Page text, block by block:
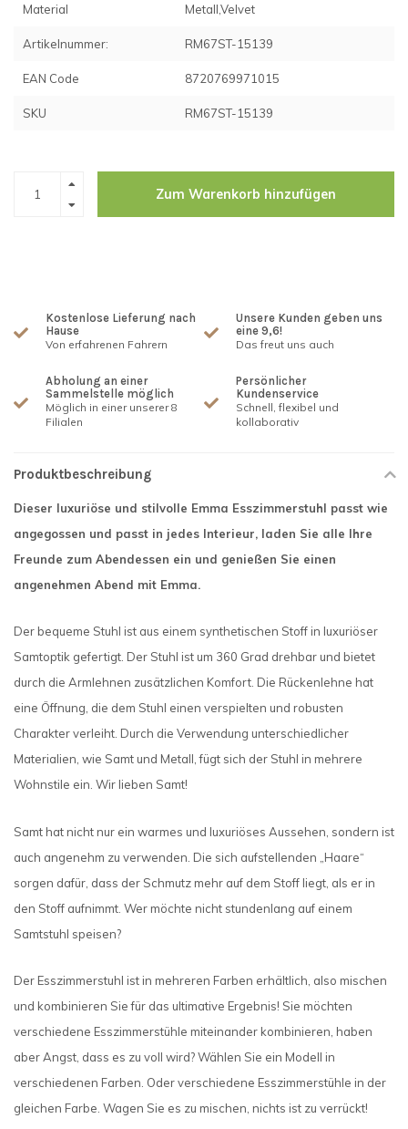
Material Metall,Velvet
Artikelnummer: RM67ST-15139
EAN Code 8720769971015
SKU RM67ST-15139
Zum Warenkorb hinzufügen
Kostenlose Lieferung nach
Hause
Von erfahrenen Fahrern
Unsere Kunden geben uns
eine 9,6!
Das freut uns auch
Abholung an einer
Sammelstelle möglich
Möglich in einer unserer 8
Filialen
Persönlicher
Kundenservice
Schnell, flexibel und
kollaborativ
Produktbeschreibung
Dieser luxuriöse und stilvolle Emma Esszimmerstuhl passt wie
angegossen und passt in jedes Interieur, laden Sie alle Ihre
Freunde zum Abendessen ein und genießen Sie einen
angenehmen Abend mit Emma.
Der bequeme Stuhl ist aus einem synthetischen Stoff in luxuriöser
Samtoptik gefertigt. Der Stuhl ist um 360 Grad drehbar und bietet
durch die Armlehnen zusätzlichen Komfort. Die Rückenlehne hat
eine Öffnung, die dem Stuhl einen verspielten und robusten
Charakter verleiht. Durch die Verwendung unterschiedlicher
Materialien, wie Samt und Metall, fügt sich der Stuhl in mehrere
Wohnstile ein. Wir lieben Samt!
Samt hat nicht nur ein warmes und luxuriöses Aussehen, sondern ist
auch angenehm zu verwenden. Die sich aufstellenden „Haare“
sorgen dafür, dass der Schmutz mehr auf dem Stoff liegt, als er in
den Stoff aufnimmt. Wer möchte nicht stundenlang auf einem
Samtstuhl speisen?
Der Esszimmerstuhl ist in mehreren Farben erhältlich, also mischen
und kombinieren Sie für das ultimative Ergebnis! Sie möchten
verschiedene Esszimmerstühle miteinander kombinieren, haben
aber Angst, dass es zu voll wird? Wählen Sie ein Modell in
verschiedenen Farben. Oder verschiedene Esszimmerstühle in der
gleichen Farbe. Wagen Sie es zu mischen, nichts ist zu verrückt!